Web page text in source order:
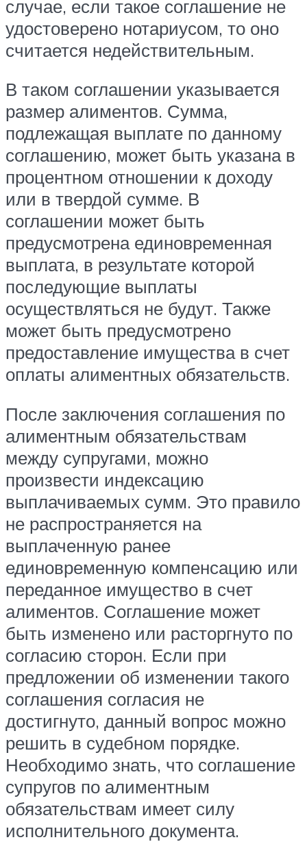
случае, если такое соглашение не
удостоверено нотариусом, то оно
считается недействительным.
В таком соглашении указывается
размер алиментов. Сумма,
подлежащая выплате по данному
соглашению, может быть указана в
процентном отношении к доходу
или в твердой сумме. В
соглашении может быть
предусмотрена единовременная
выплата, в результате которой
последующие выплаты
осуществляться не будут. Также
может быть предусмотрено
предоставление имущества в счет
оплаты алиментных обязательств.
После заключения соглашения по
алиментным обязательствам
между супругами, можно
произвести индексацию
выплачиваемых сумм. Это правило
не распространяется на
выплаченную ранее
единовременную компенсацию или
переданное имущество в счет
алиментов. Соглашение может
быть изменено или расторгнуто по
согласию сторон. Если при
предложении об изменении такого
соглашения согласия не
достигнуто, данный вопрос можно
решить в судебном порядке.
Необходимо знать, что соглашение
супругов по алиментным
обязательствам имеет силу
исполнительного документа.